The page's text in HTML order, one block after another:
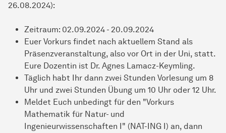
26.08.2024):
Zeitraum: 02.09.2024 - 20.09.2024
Euer Vorkurs findet nach aktuellem Stand als
Präsenzveranstaltung, also vor Ort in der Uni, statt.
Eure Dozentin ist Dr. Agnes Lamacz-Keymling.
Täglich habt Ihr dann zwei Stunden Vorlesung um 8
Uhr und zwei Stunden Übung um 10 Uhr oder 12 Uhr.
Meldet Euch unbedingt für den "Vorkurs
Mathematik für Natur- und
Ingenieurwissenschaften I" (NAT-ING I) an, dann